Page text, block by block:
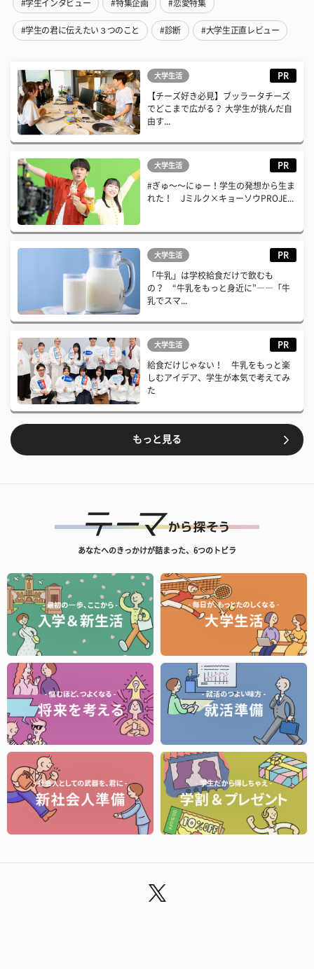
#学生インタビュー #特集企画 #恋愛特集
#学生の君に伝えたい３つのこと #診断 #大学生正直レビュー
大学生活 PR
【チーズ好き必見】ブッラータチーズ
でどこまで広がる？ 大学生が挑んだ自
由す...
大学生活 PR
#ぎゅ〜〜にゅー！学生の発想から生ま
れた！ Jミルク×キョーソウPROJE...
大学生活 PR
「牛乳」は学校給食だけで飲むも
の？ “牛乳をもっと身近に”――「牛
乳でスマ...
大学生活 PR
給食だけじゃない！ 牛乳をもっと楽
しむアイデア、学生が本気で考えてみ
た
もっと見る
あなたへのきっかけが詰まった、6つのトビラ